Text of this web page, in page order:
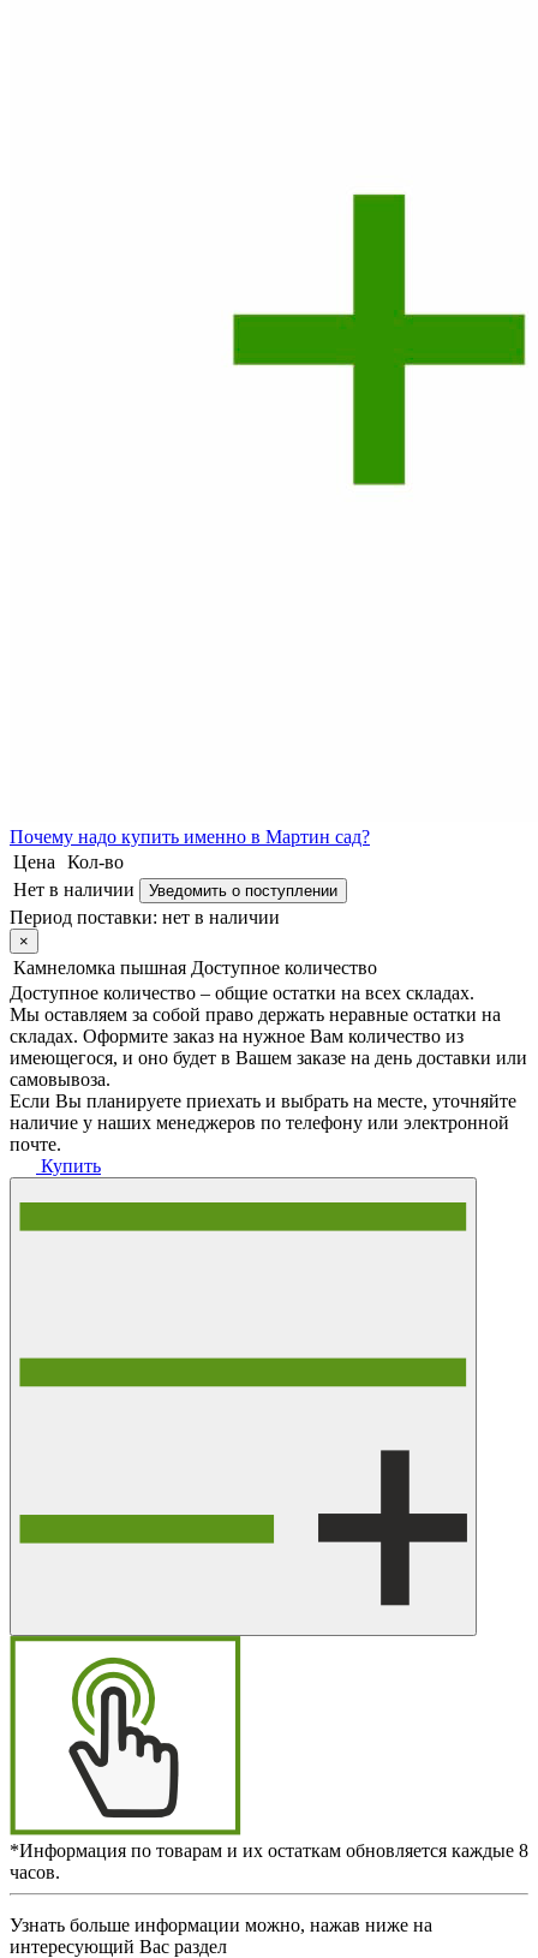
Почему надо купить именно в Мартин сад?
Цена
Кол-во
Нет в наличии
Уведомить о поступлении
Период поставки: нет в наличии
×
Камнеломка пышная Доступное количество
Доступное количество – общие остатки на всех складах.
Мы оставляем за собой право держать неравные остатки на
складах. Оформите заказ на нужное Вам количество из
имеющегося, и оно будет в Вашем заказе на день доставки или
самовывоза.
Если Вы планируете приехать и выбрать на месте, уточняйте
наличие у наших менеджеров по телефону или электронной
почте.
Купить
*Информация по товарам и их остаткам обновляется каждые 8
часов.
Узнать больше информации можно, нажав ниже на
интересующий Вас раздел